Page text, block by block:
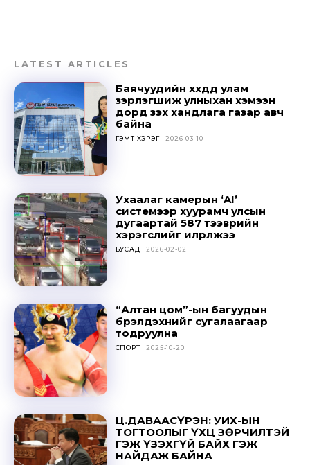
Don't miss
out!
SUBSCRIBE
LATEST ARTICLES
Баячуудийн хүүхдүүд улам
зэрлэгшиж улныхан хэмээн
дорд үзэх хандлага газар авч
байна
ГЭМТ ХЭРЭГ 2026-03-10
Ухаалаг камерын ‘AI’
системээр хуурамч улсын
дугаартай 587 тээврийн
хэрэгслийг илрүүлжээ
БУСАД 2026-02-02
“Алтан цом”-ын багуудын
бүрэлдэхүүнийг сугалаагаар
тодруулна
СПОРТ 2025-10-20
Ц.ДАВААСҮРЭН: УИХ-ЫН
ТОГТООЛЫГ ҮХЦ ЗӨРЧИЛТЭЙ
ГЭЖ ҮЗЭХГҮЙ БАЙХ ГЭЖ
НАЙДАЖ БАЙНА